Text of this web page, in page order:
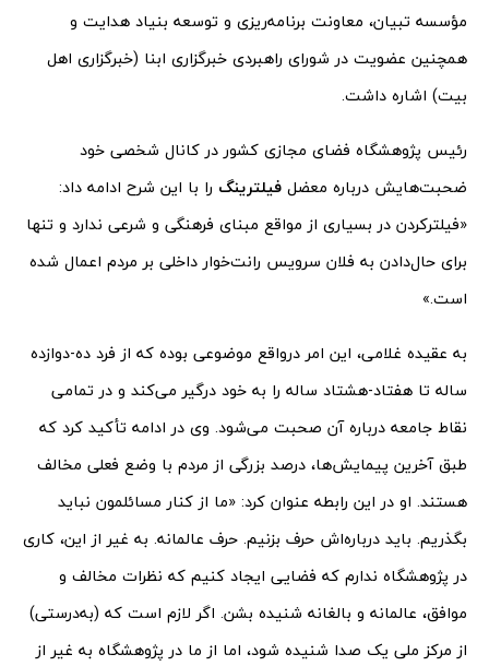
مؤسسه تبیان، معاونت برنامه‌ریزی و توسعه بنیاد هدایت و
همچنین عضویت در شورای راهبردی خبرگزاری ابنا (خبرگزاری اهل
بیت) اشاره داشت.
رئیس پژوهشگاه فضای مجازی کشور در کانال شخصی خود
ضحبت‌هایش درباره معضل فیلترینگ را با این شرح ادامه داد:
«فیلترکردن در بسیاری از مواقع مبنای فرهنگی و شرعی ندارد و تنها
برای حال‌دادن به فلان سرویس رانت‌خوار داخلی بر مردم اعمال شده
است.»
به عقیده غلامی، این امر درواقع موضوعی بوده که از فرد ده-دوازده
ساله تا هفتاد-هشتاد ساله را به خود درگیر می‌کند و در تمامی
نقاط جامعه درباره آن صحبت می‌شود. وی در ادامه تأکید کرد که
طبق آخرین پیمایش‌ها، درصد بزرگی از مردم با وضع فعلی مخالف
هستند. او در این رابطه عنوان کرد: «ما از کنار مسائلمون نباید
بگذریم. باید درباره‌اش حرف بزنیم. حرف عالمانه. به غیر از این، کاری
در پژوهشگاه ندارم که فضایی ایجاد کنیم که نظرات مخالف و
موافق، عالمانه و بالغانه شنیده بشن. اگر لازم است که (به‌درستی)
از مرکز ملی یک صدا شنیده شود، اما از ما در پژوهشگاه به غیر از